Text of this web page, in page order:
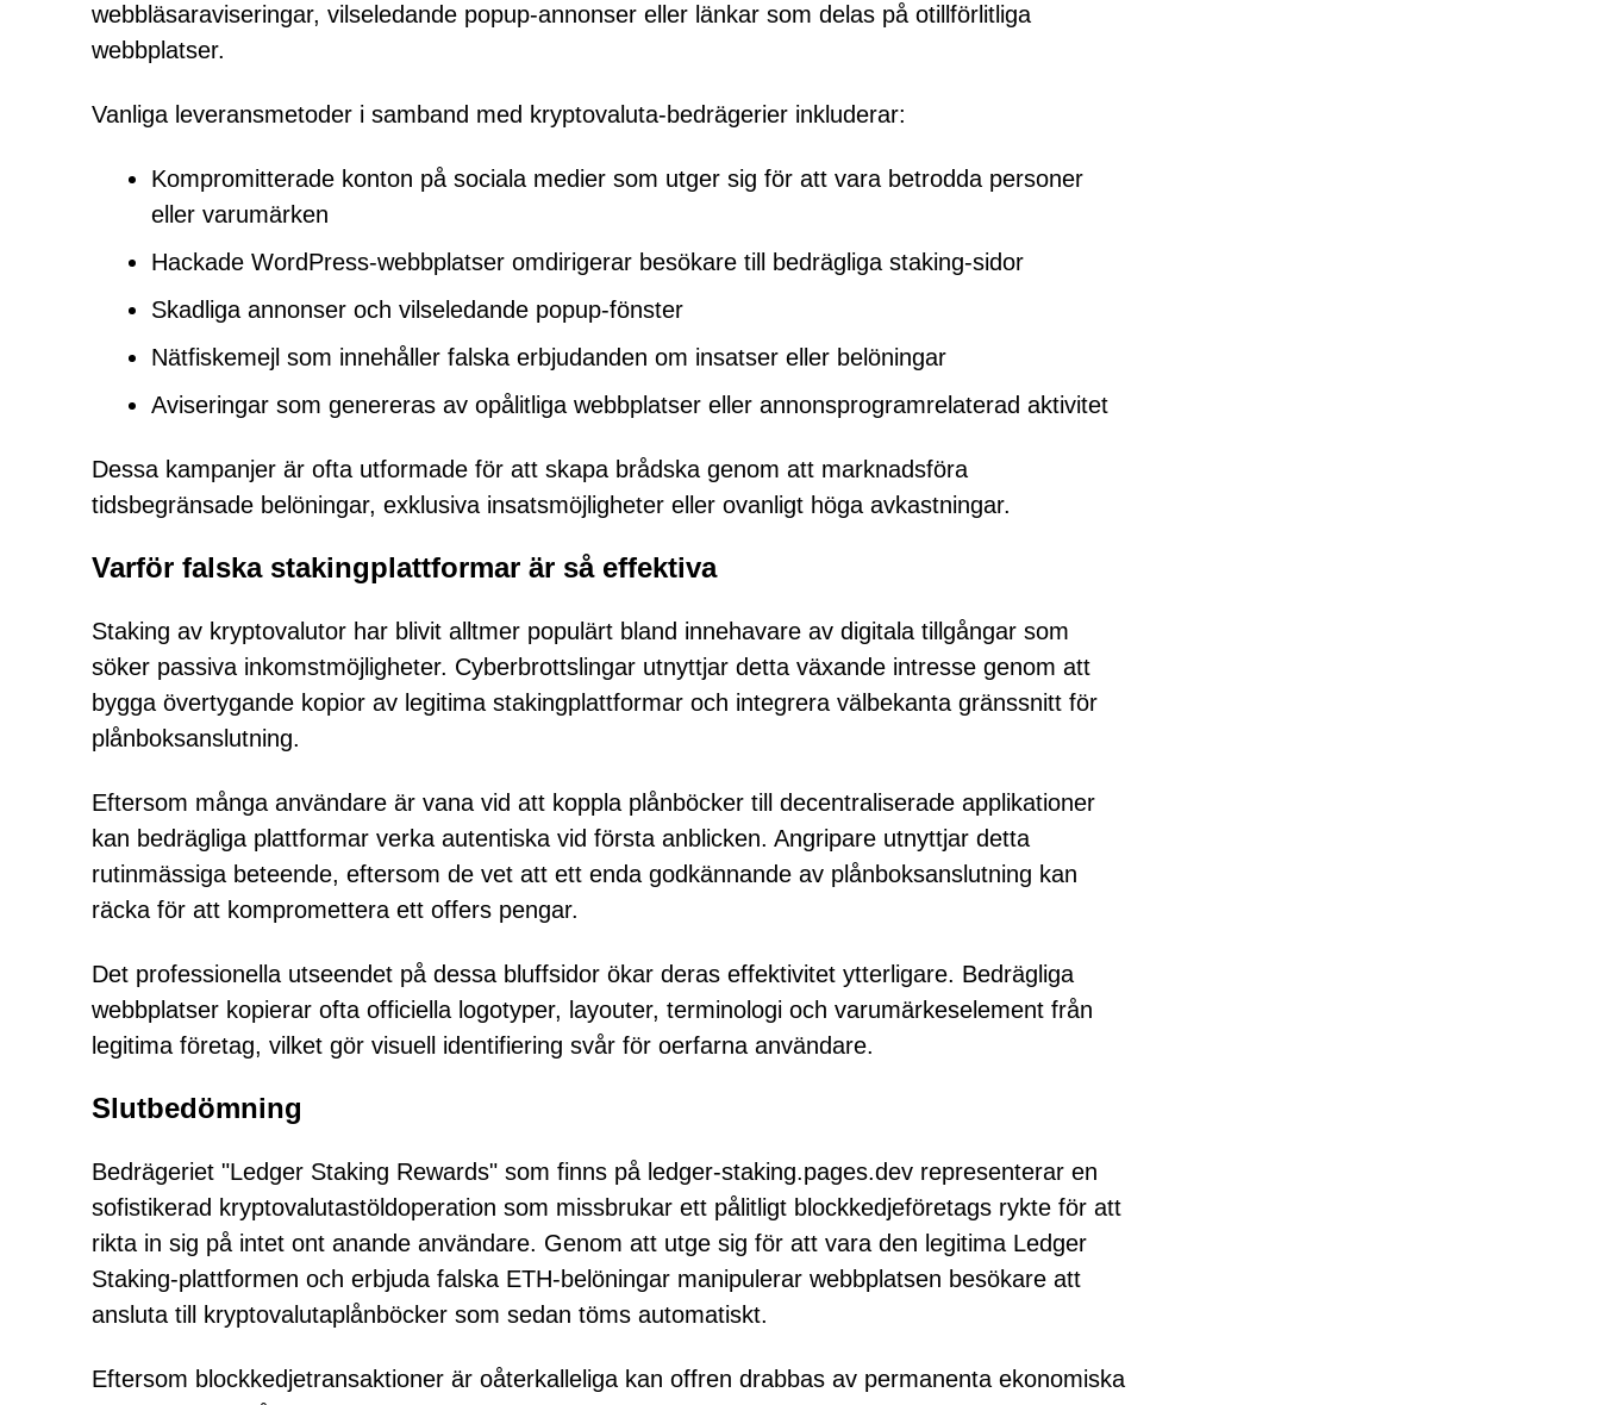
webbläsaraviseringar, vilseledande popup-annonser eller länkar som delas på otillförlitliga
webbplatser.
Vanliga leveransmetoder i samband med kryptovaluta-bedrägerier inkluderar:
Kompromitterade konton på sociala medier som utger sig för att vara betrodda personer
eller varumärken
Hackade WordPress-webbplatser omdirigerar besökare till bedrägliga staking-sidor
Skadliga annonser och vilseledande popup-fönster
Nätfiskemejl som innehåller falska erbjudanden om insatser eller belöningar
Aviseringar som genereras av opålitliga webbplatser eller annonsprogramrelaterad aktivitet
Dessa kampanjer är ofta utformade för att skapa brådska genom att marknadsföra
tidsbegränsade belöningar, exklusiva insatsmöjligheter eller ovanligt höga avkastningar.
Varför falska stakingplattformar är så effektiva
Staking av kryptovalutor har blivit alltmer populärt bland innehavare av digitala tillgångar som
söker passiva inkomstmöjligheter. Cyberbrottslingar utnyttjar detta växande intresse genom att
bygga övertygande kopior av legitima stakingplattformar och integrera välbekanta gränssnitt för
plånboksanslutning.
Eftersom många användare är vana vid att koppla plånböcker till decentraliserade applikationer
kan bedrägliga plattformar verka autentiska vid första anblicken. Angripare utnyttjar detta
rutinmässiga beteende, eftersom de vet att ett enda godkännande av plånboksanslutning kan
räcka för att kompromettera ett offers pengar.
Det professionella utseendet på dessa bluffsidor ökar deras effektivitet ytterligare. Bedrägliga
webbplatser kopierar ofta officiella logotyper, layouter, terminologi och varumärkeselement från
legitima företag, vilket gör visuell identifiering svår för oerfarna användare.
Slutbedömning
Bedrägeriet "Ledger Staking Rewards" som finns på ledger-staking.pages.dev representerar en
sofistikerad kryptovalutastöldoperation som missbrukar ett pålitligt blockkedjeföretags rykte för att
rikta in sig på intet ont anande användare. Genom att utge sig för att vara den legitima Ledger
Staking-plattformen och erbjuda falska ETH-belöningar manipulerar webbplatsen besökare att
ansluta till kryptovalutaplånböcker som sedan töms automatiskt.
Eftersom blockkedjetransaktioner är oåterkalleliga kan offren drabbas av permanenta ekonomiska